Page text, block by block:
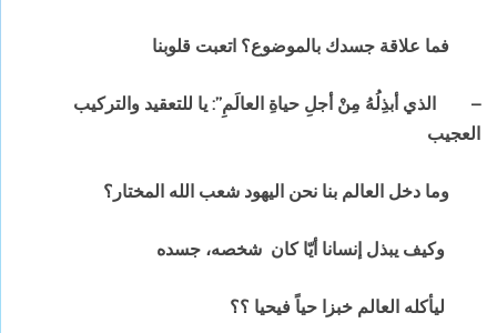
فما علاقة جسدك بالموضوع؟ اتعبت قلوبنا
–
الذي أبذِلُهُ مِنْ أجلِ حياةِ العالَمِ”: يا للتعقيد والتركيب
العجيب
وما دخل العالم بنا نحن اليهود شعب الله المختار؟
وكيف يبذل إنسانا أيّا كان شخصه، جسده
ليأكله العالم خبزا حياً فيحيا ؟؟